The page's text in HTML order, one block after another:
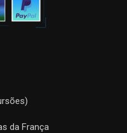
da França